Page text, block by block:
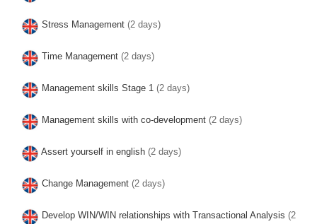
Stress Management (2 days)
Time Management (2 days)
Management skills Stage 1 (2 days)
Management skills with co-development (2 days)
Assert yourself in english (2 days)
Change Management (2 days)
Develop WIN/WIN relationships with Transactional Analysis (2